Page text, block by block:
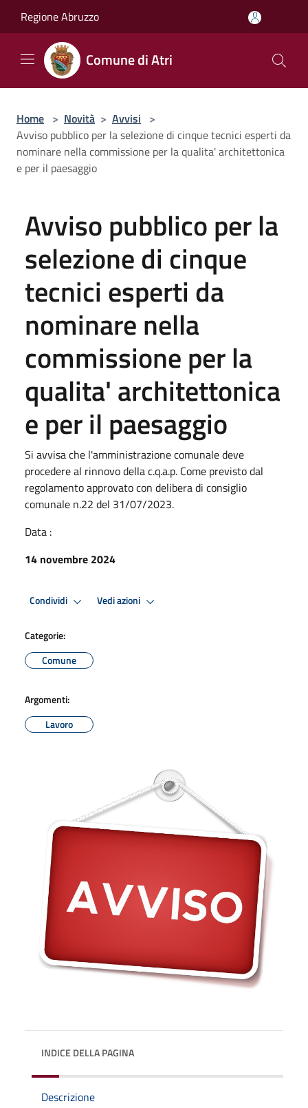
Regione Abruzzo
Comune di Atri
Home > Novità > Avvisi >
Avviso pubblico per la selezione di cinque tecnici esperti da
nominare nella commissione per la qualita' architettonica
e per il paesaggio
Avviso pubblico per la
selezione di cinque
tecnici esperti da
nominare nella
commissione per la
qualita' architettonica
e per il paesaggio
Si avvisa che l'amministrazione comunale deve
procedere al rinnovo della c.q.a.p. Come previsto dal
regolamento approvato con delibera di consiglio
comunale n.22 del 31/07/2023.
Data :
14 novembre 2024
Condividi Vedi azioni
Categorie:
Comune
Argomenti:
Lavoro
INDICE DELLA PAGINA
Descrizione